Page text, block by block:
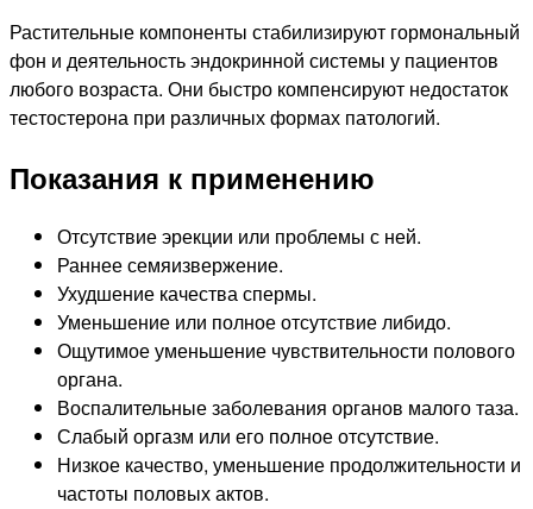
Растительные компоненты стабилизируют гормональный
фон и деятельность эндокринной системы у пациентов
любого возраста. Они быстро компенсируют недостаток
тестостерона при различных формах патологий.
Показания к применению
Отсутствие эрекции или проблемы с ней.
Раннее семяизвержение.
Ухудшение качества спермы.
Уменьшение или полное отсутствие либидо.
Ощутимое уменьшение чувствительности полового
органа.
Воспалительные заболевания органов малого таза.
Слабый оргазм или его полное отсутствие.
Низкое качество, уменьшение продолжительности и
частоты половых актов.